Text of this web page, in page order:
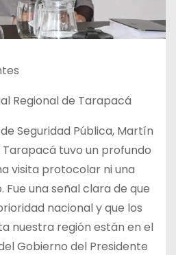
Regional de Tarapacá
Seguridad Pública, Martín
Tarapacá tuvo un profundo
visita protocolar ni una
una señal clara de que
nacional y que los
nuestra región están en el
Gobierno del Presidente